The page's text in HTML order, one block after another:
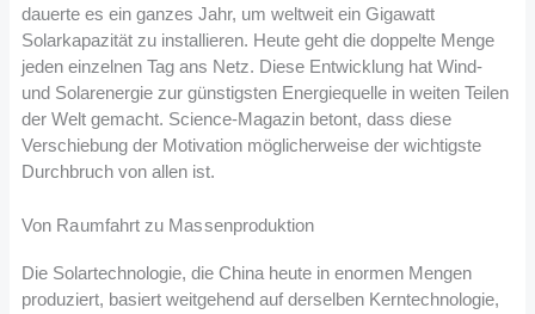
dauerte es ein ganzes Jahr, um weltweit ein Gigawatt
Solarkapazität zu installieren. Heute geht die doppelte Menge
jeden einzelnen Tag ans Netz. Diese Entwicklung hat Wind-
und Solarenergie zur günstigsten Energiequelle in weiten Teilen
der Welt gemacht. Science-Magazin betont, dass diese
Verschiebung der Motivation möglicherweise der wichtigste
Durchbruch von allen ist.
Von Raumfahrt zu Massenproduktion
Die Solartechnologie, die China heute in enormen Mengen
produziert, basiert weitgehend auf derselben Kerntechnologie,